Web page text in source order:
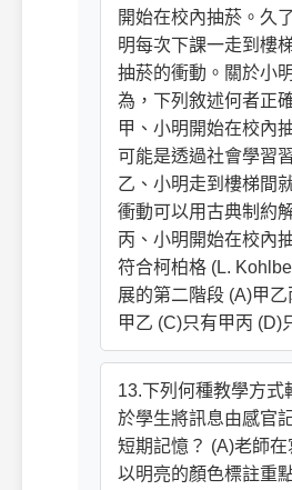
開始在校內抽菸。久
明每次下課一走到樓
抽菸的衝動。關於小
為，下列敘述何者正
甲、小明開始在校內
可能是透過社會學習
乙、小明走到樓梯間
衝動可以用古典制約
丙、小明開始在校內
符合柯柏格 (L.
展的第二階段 (A)甲乙
甲乙 (C)只有甲丙 (D)
13.下列何種教學方式
於學生將訊息由感官
短期記憶？ (A)老師在
以明亮的顏色標註重